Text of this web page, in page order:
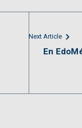
Next Article
En